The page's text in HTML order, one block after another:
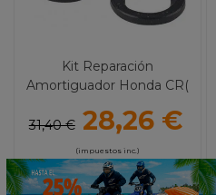
Kit Reparación
Amortiguador Honda CR(
BALLS
31,40 € 28,26 €
(impuestos inc.)